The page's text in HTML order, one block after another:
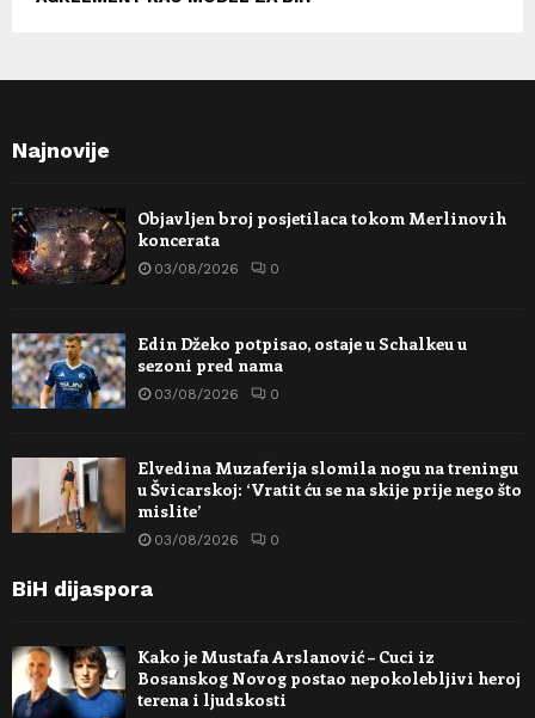
Najnovije
Objavljen broj posjetilaca tokom Merlinovih
koncerata
03/08/2026 0
Edin Džeko potpisao, ostaje u Schalkeu u
sezoni pred nama
03/08/2026 0
Elvedina Muzaferija slomila nogu na treningu
u Švicarskoj: ‘Vratit ću se na skije prije nego što
mislite’
03/08/2026 0
BiH dijaspora
Kako je Mustafa Arslanović – Cuci iz
Bosanskog Novog postao nepokolebljivi heroj
terena i ljudskosti